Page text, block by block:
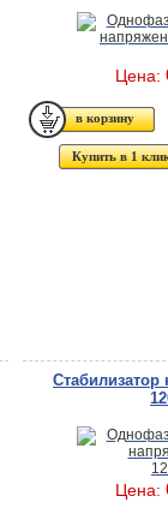
Цена:
Купить в 1
Цена: